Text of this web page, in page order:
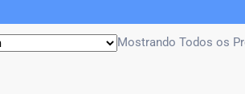
Mostrando Todos os